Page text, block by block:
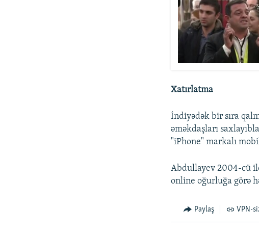
Xatırlatma
İndiyədək bir sıra
əməkdaşları
"iPhone" markalı
Abdullayev 2004-cü
online oğurluğa görə
Paylaş VPN-